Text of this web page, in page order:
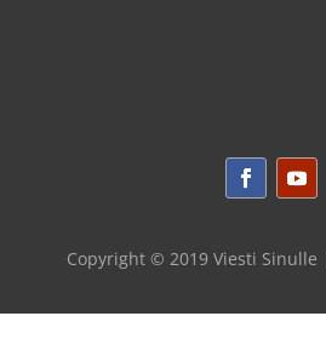
Copyright © 2019 Viesti Sinulle